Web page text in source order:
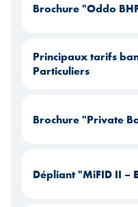
Brochure "Oddo
Principaux tarifs
Particuliers
Brochure "Private
Dépliant "MiFID II –